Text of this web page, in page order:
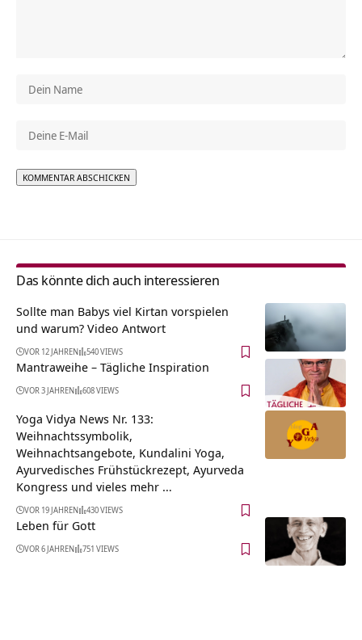
Das könnte dich auch interessieren
Sollte man Babys viel Kirtan vorspielen
und warum? Video Antwort
VOR 12 JAHREN 540 VIEWS
Mantraweihe – Tägliche Inspiration
VOR 3 JAHREN 608 VIEWS
Yoga Vidya News Nr. 133:
Weihnachtssymbolik,
Weihnachtsangebote, Kundalini Yoga,
Ayurvedisches Frühstückrezept, Ayurveda
Kongress und vieles mehr …
VOR 19 JAHREN 430 VIEWS
Leben für Gott
VOR 6 JAHREN 751 VIEWS